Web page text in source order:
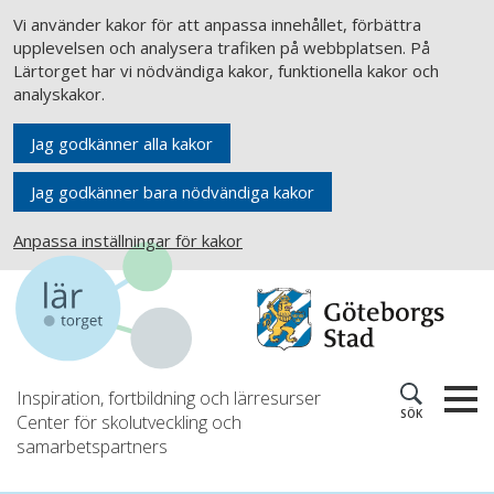
Vi använder kakor för att anpassa innehållet, förbättra
upplevelsen och analysera trafiken på webbplatsen. På
Lärtorget har vi nödvändiga kakor, funktionella kakor och
analyskakor.
Jag godkänner alla kakor
Jag godkänner bara nödvändiga kakor
Anpassa inställningar för kakor
Inspiration, fortbildning och lärresurser
Center för skolutveckling och
samarbetspartners
SÖK